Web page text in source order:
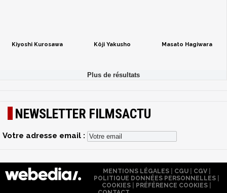
Kiyoshi Kurosawa Kôji Yakusho Masato Hagiwara
NEWSLETTER FILMSACTU
Votre adresse email :
MENTIONS LÉGALES| CGU| CGV|
POLITIQUE DONNÉES PERSONNELLES
COOKIES
PRÉFÉRENCE COOKIES